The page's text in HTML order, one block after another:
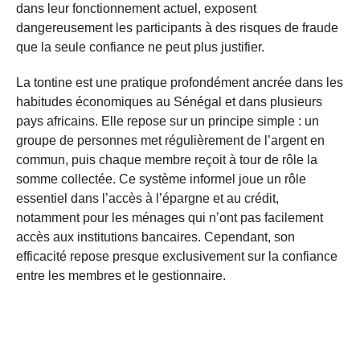
dans leur fonctionnement actuel, exposent
dangereusement les participants à des risques de fraude
que la seule confiance ne peut plus justifier.
La tontine est une pratique profondément ancrée dans les
habitudes économiques au Sénégal et dans plusieurs
pays africains. Elle repose sur un principe simple : un
groupe de personnes met régulièrement de l’argent en
commun, puis chaque membre reçoit à tour de rôle la
somme collectée. Ce système informel joue un rôle
essentiel dans l’accès à l’épargne et au crédit,
notamment pour les ménages qui n’ont pas facilement
accès aux institutions bancaires. Cependant, son
efficacité repose presque exclusivement sur la confiance
entre les membres et le gestionnaire.